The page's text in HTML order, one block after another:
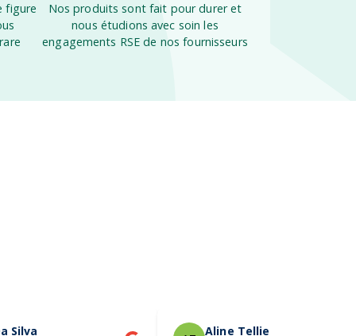
figure
Nos produits sont fait pour durer et
nous étudions avec soin les
engagements RSE de nos fournisseurs
Silva Aline Tellier